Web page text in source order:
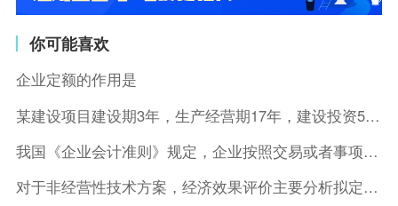
你可能喜欢
企业定额的作用是
某建设项目建设期3年，生产经营期17年，建设投资5500万元
我国《企业会计准则》规定，企业按照交易或者事项的经济特征确定
对于非经营性技术方案，经济效果评价主要分析拟定方案的( )。